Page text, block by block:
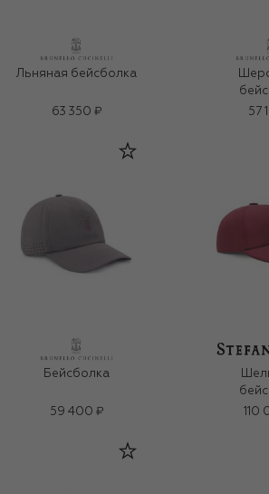
Льняная бейсболка
63 350 ₽
57
Бейсболка
59 400 ₽